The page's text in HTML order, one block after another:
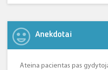
Anekdotai
Ateina pacientas pas